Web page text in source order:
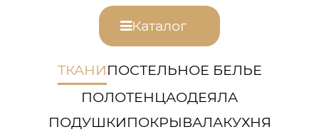
Каталог
ТКАНИПОСТЕЛЬНОЕ БЕЛЬЕ
ПОЛОТЕНЦАОДЕЯЛА
ПОДУШКИПОКРЫВАЛАКУХНЯ